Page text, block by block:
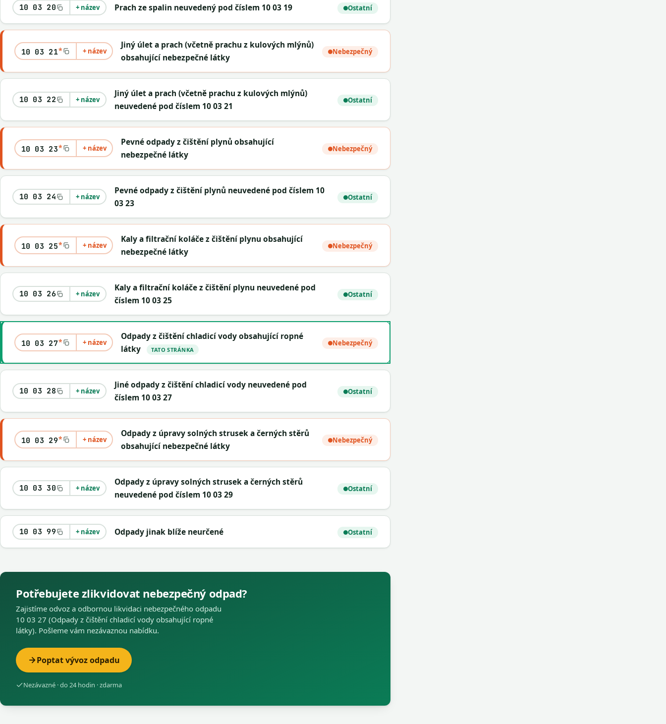
10 03 20 + název Prach ze spalin neuvedený pod číslem 10 03 19 Ostatní
10 03 21* + název
Jiný úlet a prach (včetně prachu z kulových mlýnů)
obsahující nebezpečné látky
Nebezpečný
10 03 22 + název
Jiný úlet a prach (včetně prachu z kulových mlýnů)
neuvedené pod číslem 10 03 21
Ostatní
10 03 23* + název
Pevné odpady z čištění plynů obsahující
nebezpečné látky
Nebezpečný
10 03 24 + název
Pevné odpady z čištění plynů neuvedené pod číslem 10
03 23
Ostatní
10 03 25* + název
Kaly a filtrační koláče z čištění plynu obsahující
nebezpečné látky
Nebezpečný
10 03 26 + název
Kaly a filtrační koláče z čištění plynu neuvedené pod
číslem 10 03 25
Ostatní
10 03 27* + název
Odpady z čištění chladicí vody obsahující ropné
látky
TATO STRÁNKA
Nebezpečný
10 03 28 + název
Jiné odpady z čištění chladicí vody neuvedené pod
číslem 10 03 27
Ostatní
10 03 29* + název
Odpady z úpravy solných strusek a černých stěrů
obsahující nebezpečné látky
Nebezpečný
10 03 30 + název
Odpady z úpravy solných strusek a černých stěrů
neuvedené pod číslem 10 03 29
Ostatní
10 03 99 + název Odpady jinak blíže neurčené Ostatní
Potřebujete zlikvidovat nebezpečný odpad?
Zajistíme odvoz a odbornou likvidaci nebezpečného odpadu
10 03 27 (Odpady z čištění chladicí vody obsahující ropné
látky). Pošleme vám nezávaznou nabídku.
Poptat vývoz odpadu
Nezávazné · do 24 hodin · zdarma